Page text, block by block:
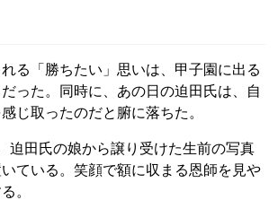
る「勝ちたい」思いは、甲子園に出る
った。同時に、あの日の迫田氏は、自
じ取ったのだと腑に落ちた。
迫田氏の娘から譲り受けた生前の写真
ている。笑顔で額に収まる恩師を見や
。